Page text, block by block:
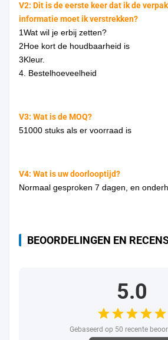
V2: Dit is de eerste keer dat ik de
informatie moet ik verstrekken?
1Wat wil je erbij zetten?
2Hoe kort de houdbaarheid is
3Kleur.
4. Bestelhoeveelheid
V3: Wat is de MOQ?
51000 stuks als er voorraad is
V4: Wat is uw doorlooptijd?
Normaal gesproken 7 dagen, en
BEOORDELINGEN EN
5.0
Gebaseerd op 50 recente